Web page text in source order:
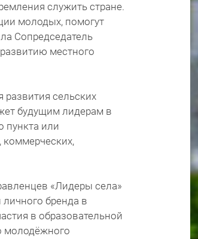
служить стране.
молодых, помогут
Сопредседатель
местного
сельских
будущим лидерам в
пункта или
коммерческих,
«Лидеры села»
бренда в
в образовательной
молодёжного